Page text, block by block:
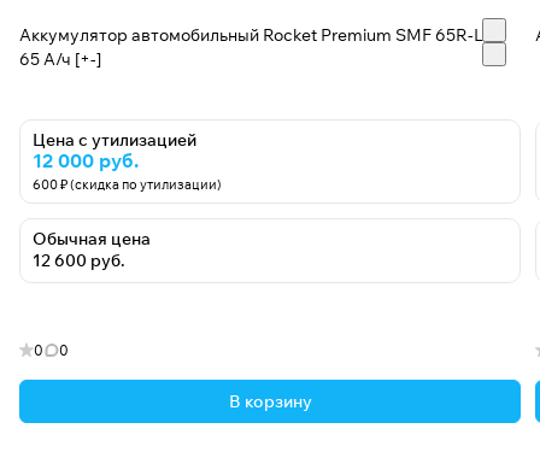
Аккумулятор автомобильный Rocket Premium SMF 65R-L2 -
65 А/ч [+-]
Цена с утилизацией
12 000 руб.
600 ₽ (скидка по утилизации)
Обычная цена
12 600 руб.
0 0
В корзину